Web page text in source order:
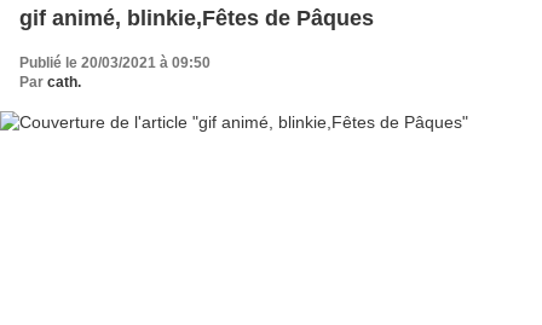
gif animé, blinkie,Fêtes de Pâques
Publié le 20/03/2021 à 09:50
Par cath.